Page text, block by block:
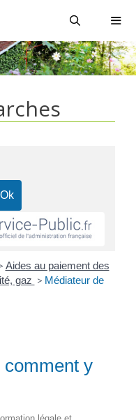
Aides au paiement des
gaz > Médiateur de
comment y